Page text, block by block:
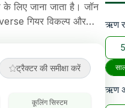
लिए जाना जाता है। जॉन
गियर विकल्प और
Steering स्टीयरिंग,
ट्रैक्टर की समीक्षा करें
कूलिंग सिस्टम
ऋण
ऋण